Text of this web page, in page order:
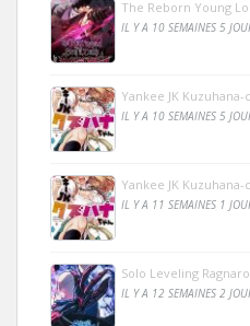
The Reborn Young
IL Y A 10 SEMAINES 5
Yankee JK
IL Y A 10 SEMAINES 5
Yankee JK
IL Y A 11 SEMAINES 1
Solo Leveling
IL Y A 12 SEMAINES 2